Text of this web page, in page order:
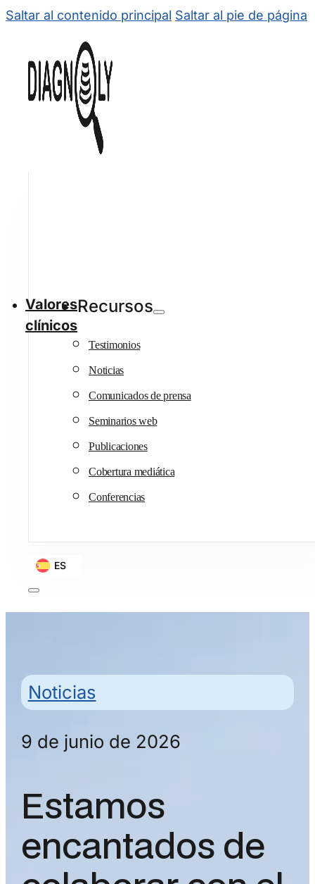
Saltar al contenido principal Saltar al pie de página
Valores
clínicos
Recursos
Testimonios
Noticias
Comunicados de prensa
Seminarios web
Publicaciones
Cobertura mediática
Conferencias
ES
Noticias
9 de junio de 2026
Estamos
encantados de